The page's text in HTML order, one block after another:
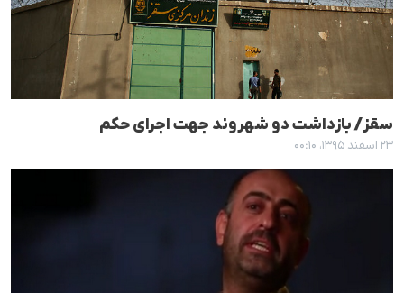
سقز/ بازداشت دو شهروند جهت اجرای حکم
۲۳ اسفند ۱۳۹۵، ۰۰:۱۰